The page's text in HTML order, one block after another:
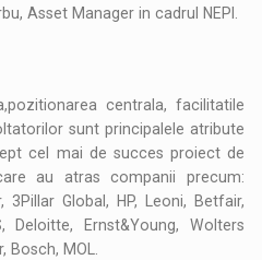
Asset Manager in cadrul NEPI.
centrala, facilitatile
sunt principalele atribute
cel mai de succes proiect de
au atras companii precum:
3Pillar Global, HP, Leoni, Betfair,
Deloitte, Ernst&Young, Wolters
Bosch, MOL.